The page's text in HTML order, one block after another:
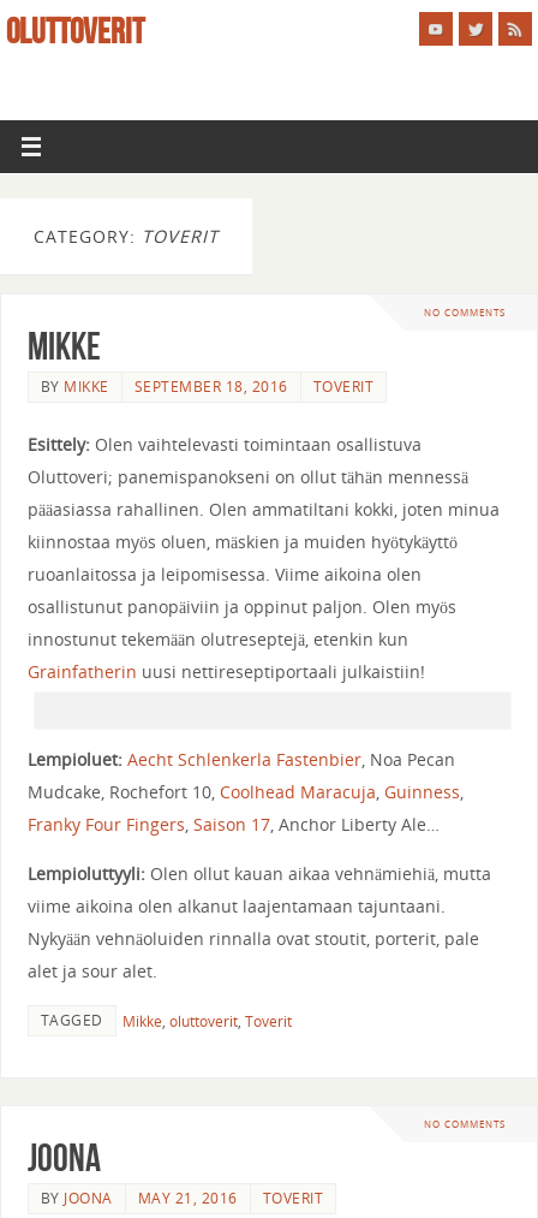
OLUTTOVERIT
CATEGORY: TOVERIT
NO COMMENTS
Mikke
BY MIKKE SEPTEMBER 18, 2016 TOVERIT
Esittely:Olen vaihtelevasti toimintaan osallistuva
Oluttoveri; panemispanokseni on ollut tähän mennessä
pääasiassa rahallinen. Olen ammatiltani kokki, joten minua
kiinnostaa myös oluen, mäskien ja muiden hyötykäyttö
ruoanlaitossa ja leipomisessa. Viime aikoina olen
osallistunut panopäiviin ja oppinut paljon. Olen myös
innostunut tekemään olutreseptejä, etenkin kun
Grainfatherin uusi nettireseptiportaali julkaistiin!
Lempioluet: Aecht Schlenkerla Fastenbier, Noa Pecan
Mudcake, Rochefort 10, Coolhead Maracuja, Guinness,
Franky Four Fingers, Saison 17, Anchor Liberty Ale…
Lempioluttyyli:Olen ollut kauan aikaa vehnämiehiä, mutta
viime aikoina olen alkanut laajentamaan tajuntaani.
Nykyään vehnäoluiden rinnalla ovat stoutit, porterit, pale
alet ja sour alet.
TAGGED Mikke, oluttoverit, Toverit
NO COMMENTS
Joona
BY JOONA MAY 21, 2016 TOVERIT